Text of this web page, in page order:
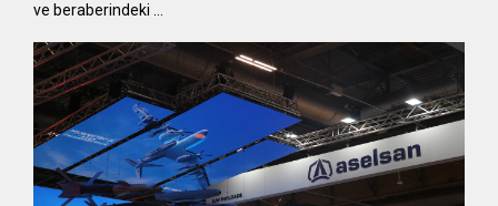
ve beraberindeki …